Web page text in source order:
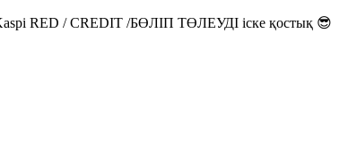
RED / CREDIT /БӨЛІП ТӨЛЕУДІ іске қостық 😎